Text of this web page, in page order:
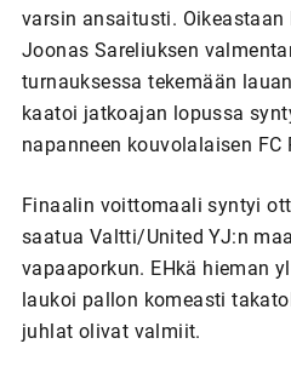
varsin ansaitusti.
Joonas Sareliuksen
turnauksessa tekemään
kaatoi jatkoajan lopussa
napanneen kouvolalaisen FC
Finaalin voittomaali syntyi
saatua Valtti/United YJ:n
vapaaporkun. EHkä hieman
laukoi pallon komeasti
juhlat olivat valmiit.